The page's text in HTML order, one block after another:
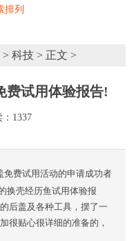
排列
> 科技 > 正文 >
费试用体验报告!
：1337
免费试用活动的申请成功者
换壳经历鱼试用体验报
后盖及各种工具，摆了一
很贴心很详细的准备的，